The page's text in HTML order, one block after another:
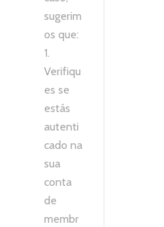
sugerim
os que:
1.
Verifiqu
es se
estás
autenti
cado na
sua
conta
de
membr